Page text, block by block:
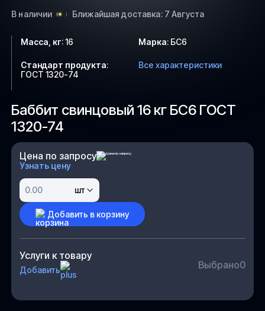
В наличии Ближайшая доставка: 7 Августа
Баббит свинцовый 16 кг БС6 ГОСТ
1320-74
Цена по запросу
Узнать цену
шт
Добавить в корзину
Услуги к товару
Добавить Выбрано0
Масса, кг:16 Марка: БС6
Стандарт продукта:
ГОСТ 1320-74
Все характеристики